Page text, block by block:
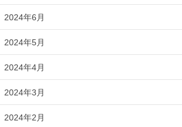
2024年6月
2024年5月
2024年4月
2024年3月
2024年2月